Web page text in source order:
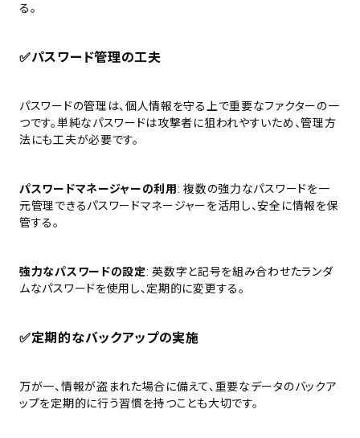
る。
✅パスワード管理の工夫
パスワードの管理は、個人情報を守る上で重要なファクターの一
つです。単純なパスワードは攻撃者に狙われやすいため、管理方
法にも工夫が必要です。
パスワードマネージャーの利用: 複数の強力なパスワードを一
元管理できるパスワードマネージャーを活用し、安全に情報を保
管する。
強力なパスワードの設定: 英数字と記号を組み合わせたランダ
ムなパスワードを使用し、定期的に変更する。
✅定期的なバックアップの実施
万が一、情報が盗まれた場合に備えて、重要なデータのバックア
ップを定期的に行う習慣を持つことも大切です。